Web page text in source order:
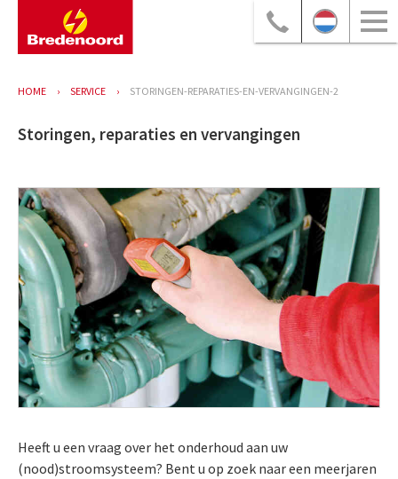
HOME SERVICE STORINGEN-REPARATIES-EN-VERVANGINGEN-2
Storingen, reparaties en vervangingen
Heeft u een vraag over het onderhoud aan uw
(nood)stroomsysteem? Bent u op zoek naar een meerjaren